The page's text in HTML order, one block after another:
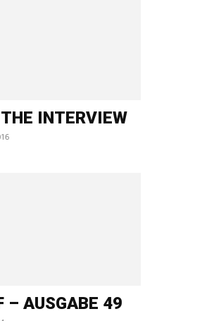
INTERVIEW
– AUSGABE 49